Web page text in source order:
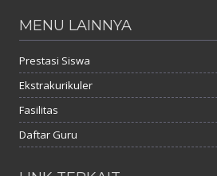
MENU LAINNYA
Prestasi Siswa
Ekstrakurikuler
Fasilitas
Daftar Guru